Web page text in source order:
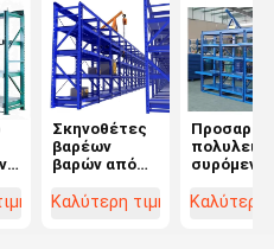
Σκηνοθέτες
βαρέων
βαρών από
τύπου
Καλύτερη τιμή
συρόμενο
από
Καλύτερη